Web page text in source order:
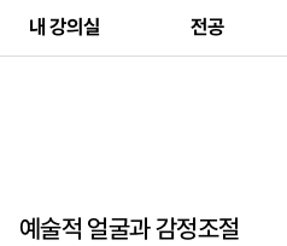
내 강의실 전공
예술적 얼굴과 감정조절